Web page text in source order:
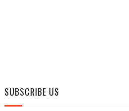
SUBSCRIBE US